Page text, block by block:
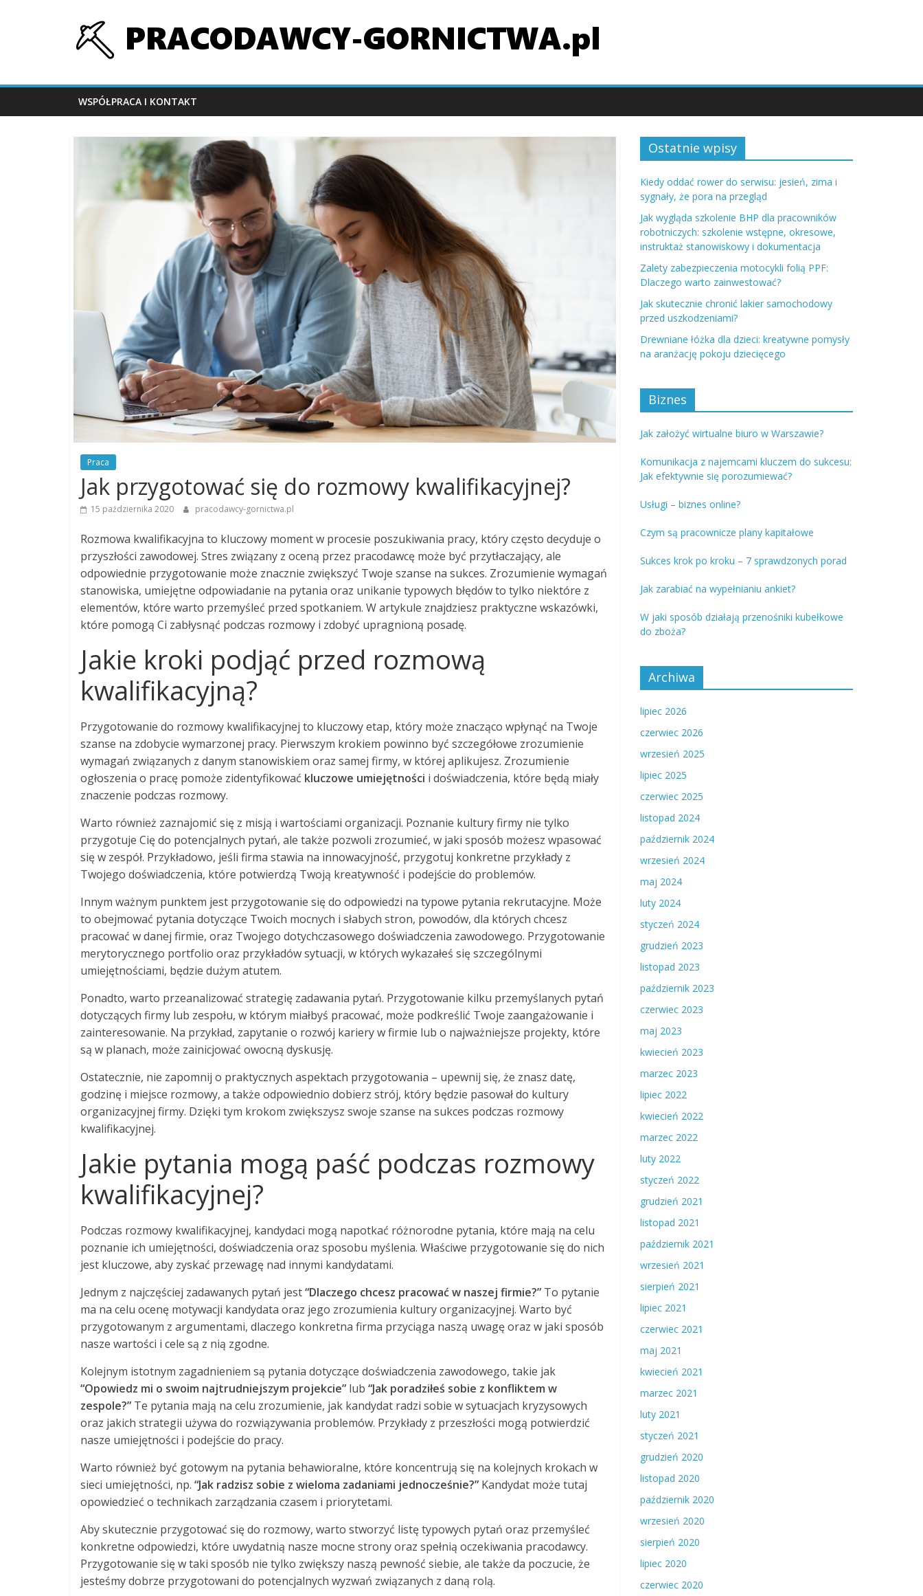
pracodawcy-
gornictwa.pl
WSPÓŁPRACA I KONTAKT
Praca
Jak przygotować się do rozmowy kwalifikacyjnej?
15 października 2020 pracodawcy-gornictwa.pl
Rozmowa kwalifikacyjna to kluczowy moment w procesie poszukiwania pracy, który często decyduje o
przyszłości zawodowej. Stres związany z oceną przez pracodawcę może być przytłaczający, ale
odpowiednie przygotowanie może znacznie zwiększyć Twoje szanse na sukces. Zrozumienie wymagań
stanowiska, umiejętne odpowiadanie na pytania oraz unikanie typowych błędów to tylko niektóre z
elementów, które warto przemyśleć przed spotkaniem. W artykule znajdziesz praktyczne wskazówki,
które pomogą Ci zabłysnąć podczas rozmowy i zdobyć upragnioną posadę.
Jakie kroki podjąć przed rozmową
kwalifikacyjną?
Przygotowanie do rozmowy kwalifikacyjnej to kluczowy etap, który może znacząco wpłynąć na Twoje
szanse na zdobycie wymarzonej pracy. Pierwszym krokiem powinno być szczegółowe zrozumienie
wymagań związanych z danym stanowiskiem oraz samej firmy, w której aplikujesz. Zrozumienie
ogłoszenia o pracę pomoże zidentyfikować kluczowe umiejętności i doświadczenia, które będą miały
znaczenie podczas rozmowy.
Warto również zaznajomić się z misją i wartościami organizacji. Poznanie kultury firmy nie tylko
przygotuje Cię do potencjalnych pytań, ale także pozwoli zrozumieć, w jaki sposób możesz wpasować
się w zespół. Przykładowo, jeśli firma stawia na innowacyjność, przygotuj konkretne przykłady z
Twojego doświadczenia, które potwierdzą Twoją kreatywność i podejście do problemów.
Innym ważnym punktem jest przygotowanie się do odpowiedzi na typowe pytania rekrutacyjne. Może
to obejmować pytania dotyczące Twoich mocnych i słabych stron, powodów, dla których chcesz
pracować w danej firmie, oraz Twojego dotychczasowego doświadczenia zawodowego. Przygotowanie
merytorycznego portfolio oraz przykładów sytuacji, w których wykazałeś się szczególnymi
umiejętnościami, będzie dużym atutem.
Ponadto, warto przeanalizować strategię zadawania pytań. Przygotowanie kilku przemyślanych pytań
dotyczących firmy lub zespołu, w którym miałbyś pracować, może podkreślić Twoje zaangażowanie i
zainteresowanie. Na przykład, zapytanie o rozwój kariery w firmie lub o najważniejsze projekty, które
są w planach, może zainicjować owocną dyskusję.
Ostatecznie, nie zapomnij o praktycznych aspektach przygotowania – upewnij się, że znasz datę,
godzinę i miejsce rozmowy, a także odpowiednio dobierz strój, który będzie pasował do kultury
organizacyjnej firmy. Dzięki tym krokom zwiększysz swoje szanse na sukces podczas rozmowy
kwalifikacyjnej.
Jakie pytania mogą paść podczas rozmowy
kwalifikacyjnej?
Podczas rozmowy kwalifikacyjnej, kandydaci mogą napotkać różnorodne pytania, które mają na celu
poznanie ich umiejętności, doświadczenia oraz sposobu myślenia. Właściwe przygotowanie się do nich
jest kluczowe, aby zyskać przewagę nad innymi kandydatami.
Jednym z najczęściej zadawanych pytań jest“Dlaczego chcesz pracować w naszej firmie?” To pytanie
ma na celu ocenę motywacji kandydata oraz jego zrozumienia kultury organizacyjnej. Warto być
przygotowanym z argumentami, dlaczego konkretna firma przyciąga naszą uwagę oraz w jaki sposób
nasze wartości i cele są z nią zgodne.
Kolejnym istotnym zagadnieniem są pytania dotyczące doświadczenia zawodowego, takie jak
“Opowiedz mi o swoim najtrudniejszym projekcie” lub “Jak poradziłeś sobie z konfliktem w
zespole?” Te pytania mają na celu zrozumienie, jak kandydat radzi sobie w sytuacjach kryzysowych
oraz jakich strategii używa do rozwiązywania problemów. Przykłady z przeszłości mogą potwierdzić
nasze umiejętności i podejście do pracy.
Warto również być gotowym na pytania behawioralne, które koncentrują się na kolejnych krokach w
sieci umiejętności, np. “Jak radzisz sobie z wieloma zadaniami jednocześnie?” Kandydat może tutaj
opowiedzieć o technikach zarządzania czasem i priorytetami.
Aby skutecznie przygotować się do rozmowy, warto stworzyć listę typowych pytań oraz przemyśleć
konkretne odpowiedzi, które uwydatnią nasze mocne strony oraz spełnią oczekiwania pracodawcy.
Przygotowanie się w taki sposób nie tylko zwiększy naszą pewność siebie, ale także da poczucie, że
jesteśmy dobrze przygotowani do potencjalnych wyzwań związanych z daną rolą.
Ostatnie wpisy
Kiedy oddać rower do serwisu: jesień, zima i
sygnały, że pora na przegląd
Jak wygląda szkolenie BHP dla pracowników
robotniczych: szkolenie wstępne, okresowe,
instruktaż stanowiskowy i dokumentacja
Zalety zabezpieczenia motocykli folią PPF:
Dlaczego warto zainwestować?
Jak skutecznie chronić lakier samochodowy
przed uszkodzeniami?
Drewniane łóżka dla dzieci: kreatywne pomysły
na aranżację pokoju dziecięcego
Biznes
Jak założyć wirtualne biuro w Warszawie?
Komunikacja z najemcami kluczem do sukcesu:
Jak efektywnie się porozumiewać?
Usługi – biznes online?
Czym są pracownicze plany kapitałowe
Sukces krok po kroku – 7 sprawdzonych porad
Jak zarabiać na wypełnianiu ankiet?
W jaki sposób działają przenośniki kubełkowe
do zboża?
Archiwa
lipiec 2026
czerwiec 2026
wrzesień 2025
lipiec 2025
czerwiec 2025
listopad 2024
październik 2024
wrzesień 2024
maj 2024
luty 2024
styczeń 2024
grudzień 2023
listopad 2023
październik 2023
czerwiec 2023
maj 2023
kwiecień 2023
marzec 2023
lipiec 2022
kwiecień 2022
marzec 2022
luty 2022
styczeń 2022
grudzień 2021
listopad 2021
październik 2021
wrzesień 2021
sierpień 2021
lipiec 2021
czerwiec 2021
maj 2021
kwiecień 2021
marzec 2021
luty 2021
styczeń 2021
grudzień 2020
listopad 2020
październik 2020
wrzesień 2020
sierpień 2020
lipiec 2020
czerwiec 2020